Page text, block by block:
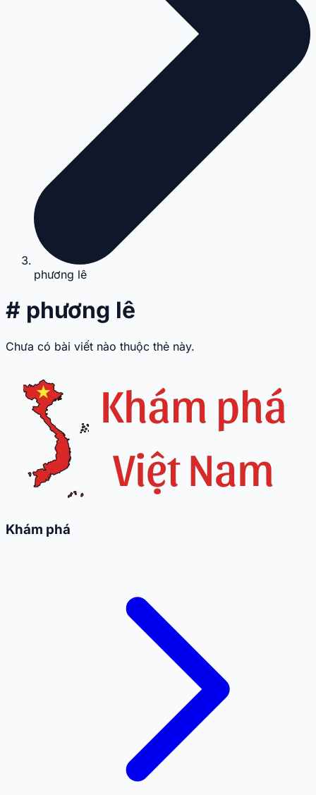
phương lê
# phương lê
Chưa có bài viết nào thuộc thẻ này.
Khám phá